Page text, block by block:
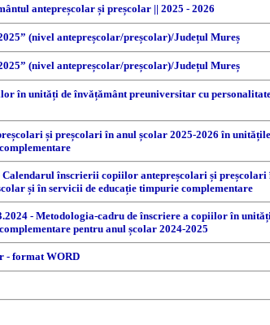
antepreșcolar și preșcolar || 2025 - 2026
(nivel antepreșcolar/preșcolar)/Județul Mureș
(nivel antepreșcolar/preșcolar)/Județul Mureș
în unități de învățământ preuniversitar cu
și preșcolari în anul școlar 2025-2026 în
înscrierii copiilor antepreșcolari și
și în servicii de educație timpurie complementare
- Metodologia-cadru de înscriere a copiilor în
pentru anul școlar 2024-2025
- format WORD